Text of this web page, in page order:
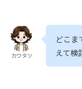
カワタツ
どこ
えて検